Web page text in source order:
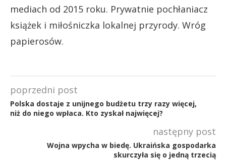
mediach od 2015 roku. Prywatnie pochłaniacz
książek i miłośniczka lokalnej przyrody. Wróg
papierosów.
poprzedni post
Polska dostaje z unijnego budżetu trzy razy więcej,
niż do niego wpłaca. Kto zyskał najwięcej?
następny post
Wojna wpycha w biedę. Ukraińska gospodarka
skurczyła się o jedną trzecią